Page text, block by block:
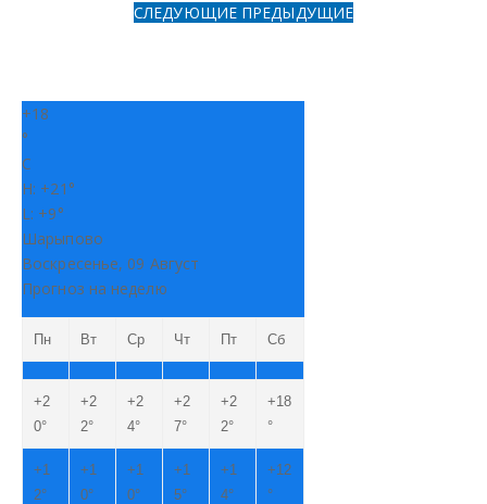
Создание сайтов
СЛЕДУЮЩИЕ ПРЕДЫДУЩИЕ
+18
°
C
H: +21°
L: +9°
Шарыпово
Воскресенье, 09 Август
Прогноз на неделю
Пн Вт Ср Чт Пт Сб
+2
0°
+2
2°
+2
4°
+2
7°
+2
2°
+18
°
+1
2°
+1
0°
+1
0°
+1
5°
+1
4°
+12
°